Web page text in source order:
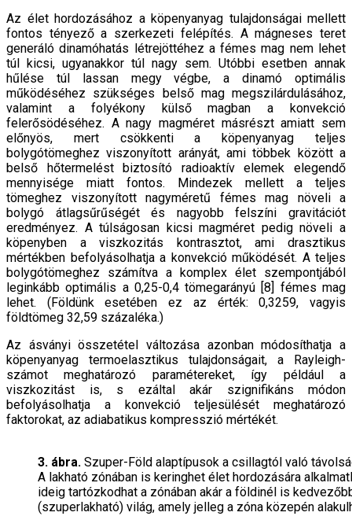
Az élet hordozásához a köpenyanyag tulajdonságai mellett
fontos tényező a szerkezeti felépítés. A mágneses teret
generáló dinamóhatás létrejöttéhez a fémes mag nem lehet
túl kicsi, ugyanakkor túl nagy sem. Utóbbi esetben annak
hűlése túl lassan megy végbe, a dinamó optimális
működéséhez szükséges belső mag megszilárdulásához,
valamint a folyékony külső magban a konvekció
felerősödéséhez. A nagy magméret másrészt amiatt sem
előnyös, mert csökkenti a köpenyanyag teljes
bolygótömeghez viszonyított arányát, ami többek között a
belső hőtermelést biztosító radioaktív elemek elegendő
mennyisége miatt fontos. Mindezek mellett a teljes
tömeghez viszonyított nagyméretű fémes mag növeli a
bolygó átlagsűrűségét és nagyobb felszíni gravitációt
eredményez. A túlságosan kicsi magméret pedig növeli a
köpenyben a viszkozitás kontrasztot, ami drasztikus
mértékben befolyásolhatja a konvekció működését. A teljes
bolygótömeghez számítva a komplex élet szempontjából
leginkább optimális a 0,25-0,4 tömegarányú [8] fémes mag
lehet. (Földünk esetében ez az érték: 0,3259, vagyis
földtömeg 32,59 százaléka.)
Az ásványi összetétel változása azonban módosíthatja a
köpenyanyag termoelasztikus tulajdonságait, a Rayleigh-
számot meghatározó paramétereket, így például a
viszkozitást is, s ezáltal akár szignifikáns módon
befolyásolhatja a konvekció teljesülését meghatározó
faktorokat, az adiabatikus kompresszió mértékét.
3. ábra. Szuper-Föld alaptípusok a csillagtól való
A lakható zónában is keringhet élet hordozására
ideig tartózkodhat a zónában akár a földinél is
(szuperlakható) világ, amely jelleg a zóna közepén